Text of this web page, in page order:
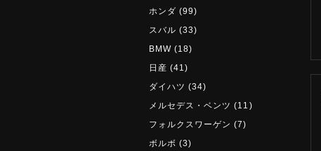
ホンダ (99)
スバル (33)
BMW (18)
日産 (41)
ダイハツ (34)
メルセデス・ベンツ (11)
フォルクスワーゲン (7)
ボルボ (3)